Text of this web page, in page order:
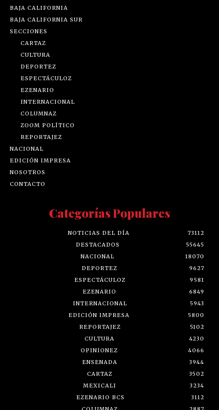
BAJA CALIFORNIA
BAJA CALIFORNIA SUR
SECCIONES
CARTAZ
CULTURA
DEPORTEZ
ESPECTÁCULOZ
EZENARIO
INTERNACIONAL
COLUMNAZ
ZOOM POLÍTICO
REPORTAJEZ
NACIONAL
EDICIÓN IMPRESA
NOSOTROS
CONTACTO
Categorías Populares
NOTICIAS DEL DÍA
73112
DESTACADOS
55645
NACIONAL
18070
DEPORTEZ
9627
ESPECTÁCULOZ
9581
EZENARIO
6849
INTERNACIONAL
5943
EDICIÓN IMPRESA
5800
REPORTAJEZ
5102
CULTURA
4230
OPINIONEZ
4066
ENSENADA
3944
CARTAZ
3502
MEXICALI
3234
EZENARIO BCS
3112